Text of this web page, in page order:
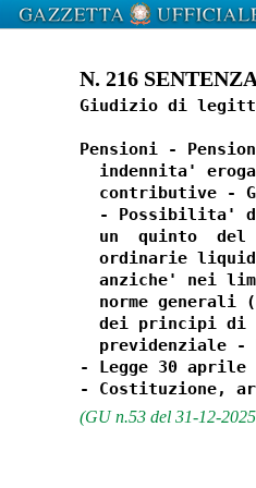
N. 216
Giudizio di
Pensioni -
indennita'
contributive -
- Possibilita'
un  quinto  del
ordinarie
anziche' nei
norme generali
dei principi di
previdenziale
- Legge 30
(GU n.53 del 31-12-